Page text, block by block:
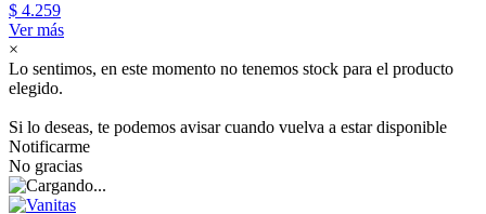
$ 4.259
Ver más
×
Lo sentimos, en este momento no tenemos stock para el producto
elegido.
Si lo deseas, te podemos avisar cuando vuelva a estar disponible
Notificarme
No gracias